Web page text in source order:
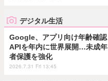
デジタル生活
Google、アプリ向け年齢確認
APIを年内に世界展開…未成年
者保護を強化
2026.7.31 Fri 13:45